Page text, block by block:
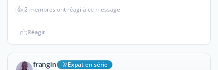
👍2 membres ont réagi à ce message
Réagir
frangin Expat en série